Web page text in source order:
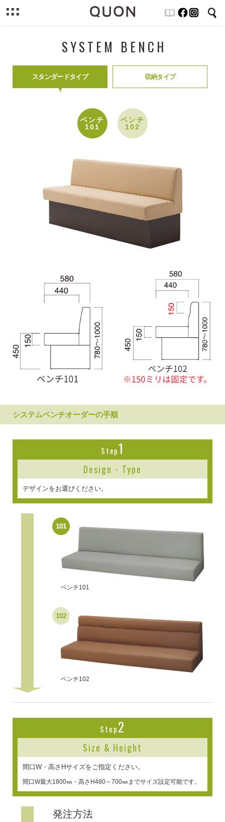
SYSTEM BENCH
スタンダードタイプ 収納タイプ
ベンチ
101
ベンチ
102
システムベンチオーダーの手順
Step1
Design・Type
デザインをお選びください。
101
ベンチ101
102
ベンチ102
Step2
Size & Height
間口W・高さHサイズをご指定ください。
間口W最大1800㎜・高さH480～700㎜までサイズ設定可能です。
発注方法